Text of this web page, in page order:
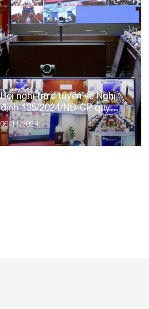
Hội nghị trực tuyến về Nghị
định 135/2024/NĐ-CP quy
định cơ chế, chính sách
khuyến khích phát triển điện
mặt trời mái nhà tự sản
06/11/2024